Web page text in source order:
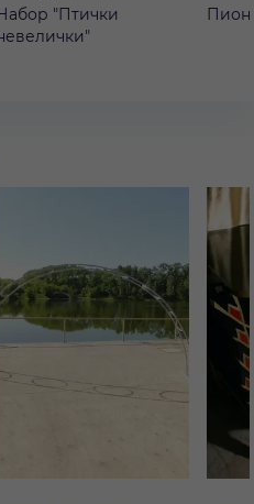
"Птички
Пион